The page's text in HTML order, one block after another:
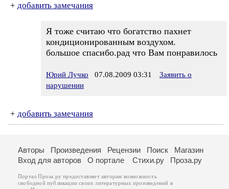
+ добавить замечания
Я тоже считаю что богатство пахнет
кондиционированным воздухом.
большое спасибо.рад что Вам понравилось
Юрий Лучко 07.08.2009 03:31
Заявить о
нарушении
+ добавить замечания
Авторы Произведения Рецензии Поиск
Магазин
Вход для авторов
О портале Стихи.ру Проза.ру
Портал Проза.ру предоставляет авторам возможность
свободной публикации своих литературных произведений в